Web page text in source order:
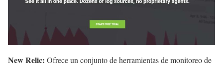
New Relic: Ofrece un conjunto de herramientas de monitoreo de